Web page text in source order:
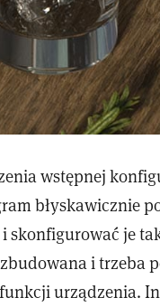
wstępnej
błyskawicznie
skonfigurować je
i trzeba
urządzenia.